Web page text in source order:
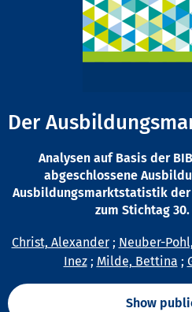
Der
Analysen auf Basis der
abgeschlossene
Ausbildungsmarktstatistik
zum Stichtag
Christ, Alexander; Neuber-
Inez; Milde, Bettina ;
Show